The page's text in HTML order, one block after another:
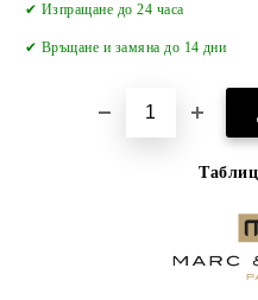
✔ Изпращане до 24 часа
✔ Връщане и замяна до 14 дни